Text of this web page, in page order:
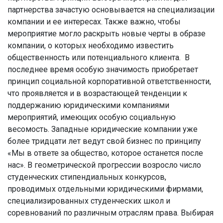
партнерства зачастую основывается на специализации
компании и ее интересах. Также важно, чтобы
мероприятие могло раскрыть новые черты в образе
компании, о которых необходимо известить
общественность или потенциального клиента. В
последнее время особую значимость приобретает
принцип социальной корпоративной ответственности,
что проявляется и в возрастающей тенденции к
поддержанию юридическими компаниями
мероприятий, имеющих особую социальную
весомость. Западные юридические компании уже
более тридцати лет ведут свой бизнес по принципу
«Мы в ответе за общество, которое останется после
нас». В геометрической прогрессии возросло число
студенческих стипендиальных конкурсов,
проводимых отдельными юридическими фирмами,
специализированных студенческих школ и
соревнований по различным отраслям права. Выбирая